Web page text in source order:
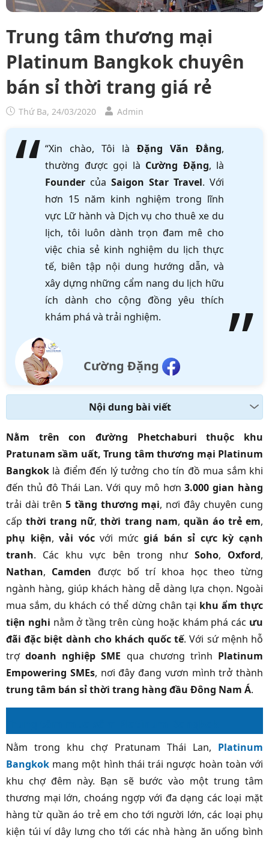
Trung tâm thương mại
Platinum Bangkok chuyên
bán sỉ thời trang giá rẻ
Thứ Ba, 24/03/2020 Admin
“Xin chào, Tôi là Đặng Văn Đẳng,
thường được gọi là Cường Đặng, là
Founder của Saigon Star Travel. Với
hơn 15 năm kinh nghiệm trong lĩnh
vực Lữ hành và Dịch vụ cho thuê xe du
lịch, tôi luôn dành trọn đam mê cho
việc chia sẻ kinh nghiệm du lịch thực
tế, biên tập nội dung hướng dẫn, và
xây dựng những cẩm nang du lịch hữu
ích dành cho cộng đồng yêu thích
khám phá và trải nghiệm.
Cường Đặng
Nội dung bài viết
Nằm trên con đường Phetchaburi
thuộc khu
Pratunam sầm uất, Trung tâm thương mại Platinum
Bangkok là điểm đến lý tưởng cho tín đồ mua sắm khi
đến thủ đô Thái Lan. Với quy mô hơn3.000 gian hàng
trải dài trên 5 tầng thương mại, nơi đây chuyên cung
cấpthời trang nữ,thời trang nam, quần áo trẻ em,
phụ kiện,vải vócvới mứcgiá bán sỉ cực kỳ cạnh
tranh. Các khu vực bên trong như Soho, Oxford,
Nathan, Camden được bố trí khoa học theo từng
ngành hàng, giúp khách hàng dễ dàng lựa chọn. Ngoài
mua sắm, du khách có thể dừng chân tại khu ẩm thực
tiện nghi nằm ở tầng trên cùng hoặc khám phá các ưu
đãi đặc biệt dành cho khách quốc tế. Với sứ mệnh hỗ
trợdoanh nghiệp SME qua chương trình Platinum
Empowering SMEs, nơi đây đang vươn mình trở thành
trung tâm bán sỉ thời trang hàng đầu Đông Nam Á.
Nằm trong khu chợ Pratunam Thái Lan, Platinum
Bangkok mang một hình thái trái ngược hoàn toàn với
khu chợ đêm này. Bạn sẽ bước vào một trung tâm
thương mại lớn, choáng ngợp với đa dạng các loại mặt
hàng từ quần áo trẻ em cho tới người lớn, các loại phụ
kiện túi ví dây lưng cho tới các nhà hàng ăn uống bình